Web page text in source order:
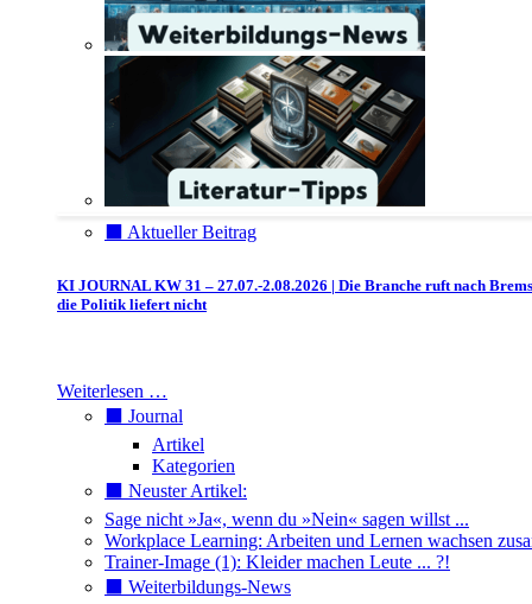
⬛️ Aktueller Beitrag
KI JOURNAL KW 31 – 27.07.-2.08.2026 | Die Branche ruft nach
die Politik liefert nicht
Weiterlesen …
⬛️ Journal
Artikel
Kategorien
⬛️ Neuster Artikel:
Sage nicht »Ja«, wenn du »Nein« sagen willst ...
Workplace Learning: Arbeiten und Lernen wachsen
Trainer-Image (1): Kleider machen Leute ... ?!
⬛️ Weiterbildungs-News